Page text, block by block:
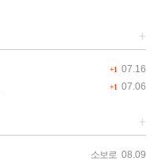
+
+1 07.16
+1 07.06
+
소보로 08.09